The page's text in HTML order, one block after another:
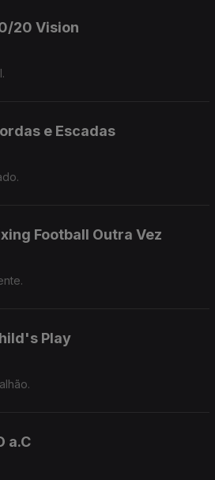
20 Vision
e Escadas
Football Outra Vez
Play
a.C